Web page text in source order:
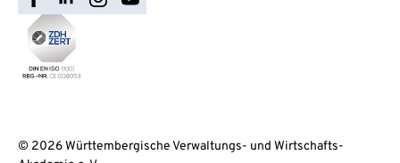
© 2026 Württembergische Verwaltungs- und Wirtschafts-